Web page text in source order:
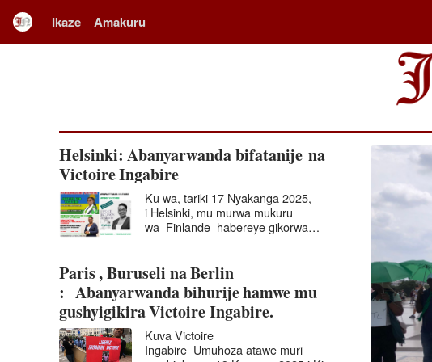
Ikaze Amakuru
Helsinki: Abanyarwanda bifatanije na
Victoire Ingabire
Ku wa, tariki 17 Nyakanga 2025,
i Helsinki, mu murwa mukuru
wa Finlande habereye gikorwa
banyarwanda batuye
muri Finlande basaba ko Ingabire
Victoire afungurwa. Nubwo ari…
Paris , Buruseli na Berlin
: Abanyarwanda bihurije hamwe mu
gushyigikira Victoire Ingabire.
Kuva Victoire
Ingabire Umuhoza atawe muri